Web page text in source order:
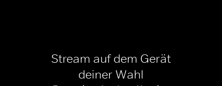
Stream auf dem Gerät
deiner Wahl